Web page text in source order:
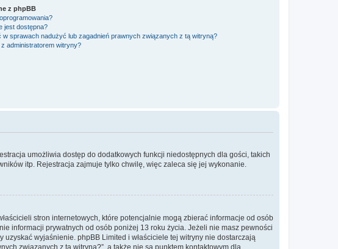
z phpBB
jest dostępna?
w sprawach nadużyć lub zagadnień prawnych związanych z tą witryną?
administratorem witryny?
umożliwia dostęp do dodatkowych funkcji niedostępnych dla gości, takich
itp. Rejestracja zajmuje tylko chwilę, więc zaleca się jej wykonanie.
stron internetowych, które potencjalnie mogą zbierać informacje od osób
informacji prywatnych od osób poniżej 13 roku życia. Jeżeli nie masz pewności
wyjaśnienie. phpBB Limited i właściciele tej witryny nie dostarczają
związanych z tą witryną?”, a także nie są punktem kontaktowym dla